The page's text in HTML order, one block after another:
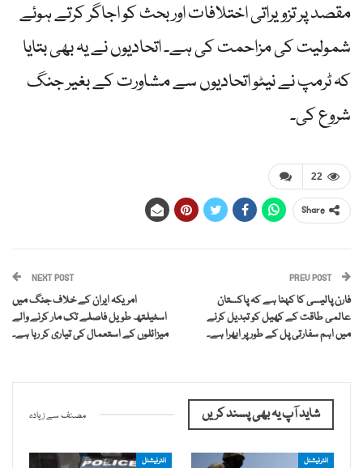
مقصد پر تزویراتی اختلافات اور بحث کو اجاگر کرتے ہوئے
شمولیت کی مزاحمت کی ہے۔ اتحادیوں نے یہ بھی بتایا
کہ ٹرمپ نے نیٹو اتحادیوں سے مشاورت کے بغیر جنگ
شروع کی۔
22
Share
PREV POST
فارن پالیسی کا کہنا ہے کہ پاکستان
عالمی طاقت کے کھیل کو تبدیل کرنے
میں اہم سفارتی پل کے طور پر ابھرا ہے۔
NEXT POST
امریکہ ایران کے خلاف جنگ میں
اسٹیلتھ طویل فاصلے تک مار کرنے والے
میزائلوں کے استعمال کی تیاری کر رہا ہے۔
شاید آپ یہ بھی پسند کریں مصنف سے زیادہ
انٹرنیشنل انٹرنیشنل